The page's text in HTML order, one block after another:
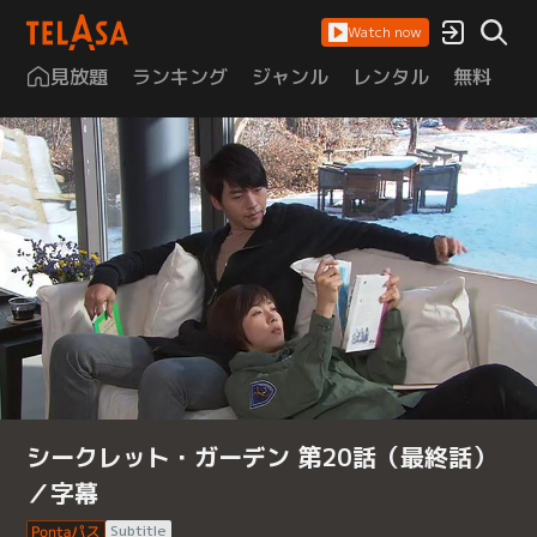
Watch now
見放題 ランキング ジャンル レンタル 無料
シークレット・ガーデン 第20話（最終話）
／字幕
Subtitle